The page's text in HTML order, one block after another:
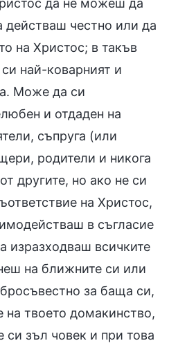
действаш честно или да
на Христос; в такъв
най-коварният и
Може да си
и отдаден на
съпруга (или
родители и никога
другите, но ако не си
на Христос,
в съгласие
изразходваш всичките
на ближните си или
за баща си,
на твоето домакинство,
си зъл човек и при това